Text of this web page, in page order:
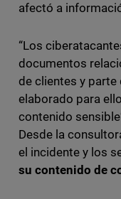
afectó a
“Los
documentos
de clientes y
elaborado para
contenido
Desde la
el incidente y los
su contenido de